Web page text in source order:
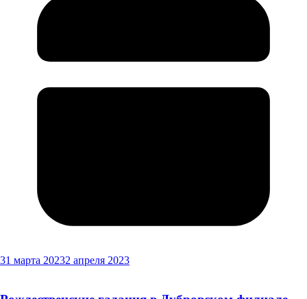
31 марта 20232 апреля 2023